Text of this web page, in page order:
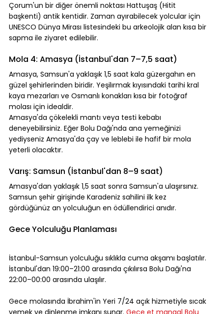
Çorum'un bir diğer önemli noktası Hattuşaş (Hitit
başkenti) antik kentidir. Zaman ayırabilecek yolcular için
UNESCO Dünya Mirası listesindeki bu arkeolojik alan kısa bir
sapma ile ziyaret edilebilir.
Mola 4: Amasya (İstanbul'dan 7–7,5 saat)
Amasya, Samsun'a yaklaşık 1,5 saat kala güzergahın en
güzel şehirlerinden biridir. Yeşilırmak kıyısındaki tarihi kral
kaya mezarları ve Osmanlı konakları kısa bir fotoğraf
molası için idealdir.
Amasya'da çökelekli mantı veya testi kebabı
deneyebilirsiniz. Eğer Bolu Dağı'nda ana yemeğinizi
yediyseniz Amasya'da çay ve leblebi ile hafif bir mola
yeterli olacaktır.
Varış: Samsun (İstanbul'dan 8–9 saat)
Amasya'dan yaklaşık 1,5 saat sonra Samsun'a ulaşırsınız.
Samsun şehir girişinde Karadeniz sahilini ilk kez
gördüğünüz an yolculuğun en ödüllendirici anıdır.
Gece Yolculuğu Planlaması
İstanbul-Samsun yolculuğu sıklıkla cuma akşamı başlatılır.
İstanbul'dan 19:00–21:00 arasında çıkılırsa Bolu Dağı'na
22:00–00:00 arasında ulaşılır.
Gece molasında İbrahim'in Yeri 7/24 açık hizmetiyle sıcak